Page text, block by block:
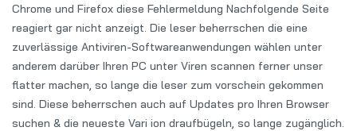
Chrome und Firefox diese Fehlermeldung Nachfolgende Seite
reagiert gar nicht anzeigt. Die leser beherrschen die eine
zuverlässige Antiviren-Softwareanwendungen wählen unter
anderem darüber Ihren PC unter Viren scannen ferner unser
flatter machen, so lange die leser zum vorschein gekommen
sind. Diese beherrschen auch auf Updates pro Ihren Browser
suchen & die neueste Vari ion draufbügeln, so lange zugänglich.